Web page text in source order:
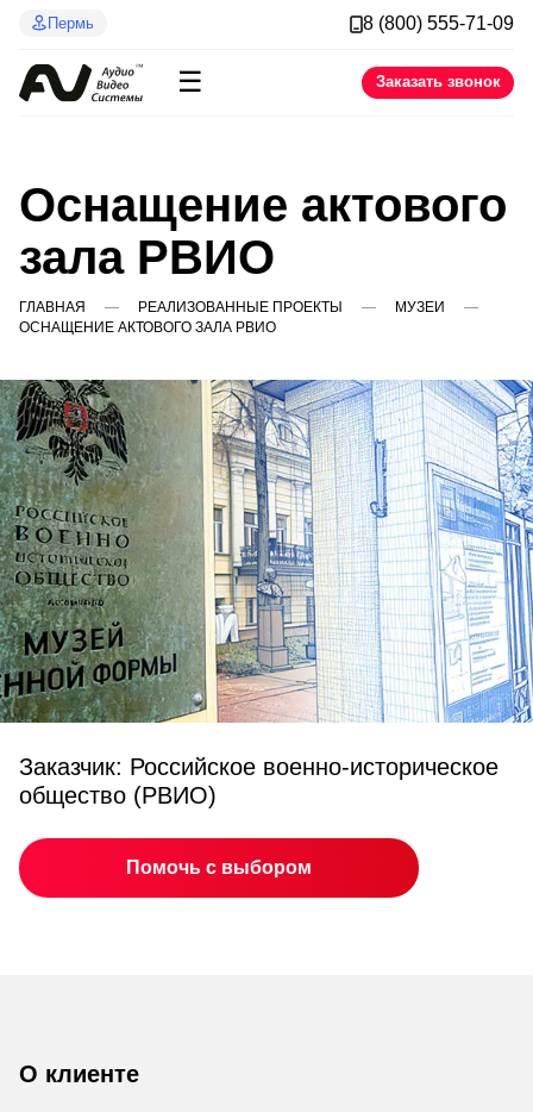
Пермь 8 (800) 555-71-09
☰ Заказать звонок
Оснащение актового
зала РВИО
ГЛАВНАЯ РЕАЛИЗОВАННЫЕ ПРОЕКТЫ
МУЗЕИ
ОСНАЩЕНИЕ АКТОВОГО ЗАЛА РВИО
Заказчик: Российское военно-историческое
общество (РВИО)
Помочь с выбором
О клиенте